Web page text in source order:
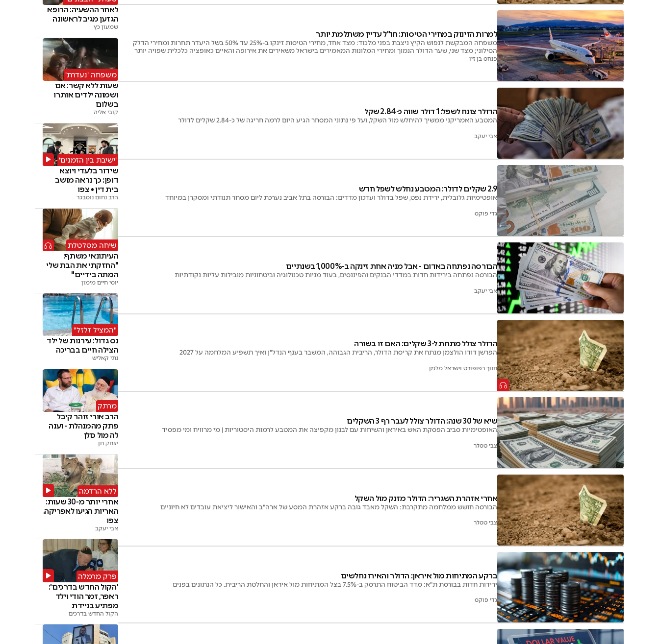
למרות הזינוק במחירי הטיסות: חו"ל עדיין משתלמת יותר
משפחה המבקשת לנפוש הקיץ ניצבת בפני מלכוד: מצד אחד, מחירי הטיסות זינקו ב-25% עד 50% בשל היעדר תחרות ומחירי הדלק
הסילוני; מצד שני, שער הדולר הנמוך ומחירי המלונות המאמירים בישראל משאירים את אירופה והאיים כאופציה כלכלית שפויה יותר
פנחס בן זיו
הדולר צונח לשפל: 1 דולר שווה כ-2.84 שקל
המטבע האמריקני ממשיך להיחלש מול השקל, ועל פי נתוני המסחר הגיע היום לרמה חריגה של כ-2.84 שקלים לדולר
אבי יעקב
2.9 שקלים לדולר: המטבע נחלש לשפל חדש
אופטימיות גלובלית, ירידת נפט, שפל בדולר ועדכון מדדים: הבורסה בתל אביב נערכת ליום מסחר תנודתי ומסקרן במיוחד
גדי פוקס
הבורסה נפתחה באדום - אבל מניה אחת זינקה ב-1,000% בשנתיים
הבורסה נפתחה בירידות חדות במדדי הבנקים והפיננסים, בעוד מניות טכנולוגיה וביטחוניות מובילות עליות נקודתיות
אבי יעקב
הדולר צולל מתחת ל-3 שקלים: האם זו בשורה
הפרשן דודו הולצמן מנתח את קריסת הדולר, הריבית הגבוהה, המשבר בענף הנדל"ן ואיך תשפיע המלחמה על 2027
חנוך רפופורט וישראל מלמן
שיא של 30 שנה: הדולר צולל לעבר רף 3 השקלים
האופטימיות סביב הפסקת האש באיראן והשיחות עם לבנון מקפיצה את המטבע לרמות היסטוריות | מי מרוויח ומי מפסיד
צבי טסלר
אחרי אזהרת השגריר: הדולר מזנק מול השקל
הבורסה חושש ממלחמה מתקרבת: השקל מאבד גובה ברקע אזהרת המסע של ארה"ב והאישור ליציאת עובדים לא חיוניים
צבי טסלר
ברקע המתיחות מול איראן: הדולר והאירו נחלשים
ירידות חדות בבורסת ת"א: מדד הביטוח התרסק ב-7.5% בצל המתיחות מול איראן והחלטת הריבית. כל הנתונים בפנים
גדי פוקס
לאחר ההשעיה: הרופא
הגזען מגיב לראשונה
שמעון כץ
משפחה 'נעדרת'
שעות ללא קשר: אם
ושמונה ילדים אותרו
בשלום
קובי אליה
'ישיבת בין הזמנים'
שידור בלעדי ויוצא
דופן: כך נראה מושב
בית דין • צפו
הרב נחום נוסבכר
שיחה מטלטלת
העיתונאי משתף:
"החזקתי את הבת שלי
המתה בידיים"
יוסי חיים מימון
"המציל זלזל"
נס גדול: עירנות של ילד
הצילה חיים בבריכה
נתי קאליש
מרתק
הרב אורי זוהר קיבל
פתק מהמנהלת - וענה
לה מול כולן
יצחק חן
ללא הרדמה
אחרי יותר מ-30 שעות:
האריות הגיעו לאפריקה.
צפו
אבי יעקב
פרק מרמלה
'הקול החדש בדרכים':
ראפר, זמר הודי וילד
מפתיע בניידת
הקול החדש בדרכים